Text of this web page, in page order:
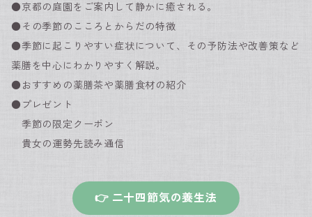
●京都の庭園をご案内して静かに癒される。
●その季節のこころとからだの特徴
●季節に起こりやすい症状について、その予防法や改善策など
薬膳を中心にわかりやすく解説。
●おすすめの薬膳茶や薬膳食材の紹介
●プレゼント
季節の限定クーポン
貴女の運勢先読み通信
👉 二十四節気の養生法